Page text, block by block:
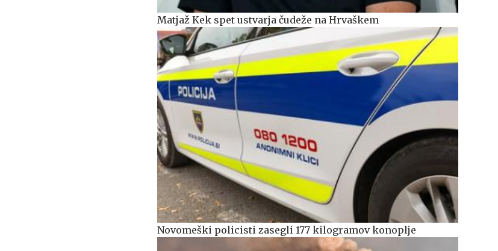
Matjaž Kek spet ustvarja čudeže na Hrvaškem
Novomeški policisti zasegli 177 kilogramov konoplje